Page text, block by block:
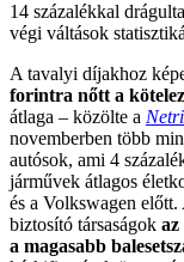
14 százalékkal
végi váltások
A tavalyi díjakhoz
forintra nőtt a
átlaga – közölte a
novemberben több
autósok, ami 4
járművek átlagos
és a Volkswagen előtt.
biztosító társaságok az
a magasabb